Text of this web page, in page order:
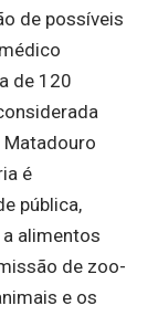
de possíveis
de 120
Matadouro
é
pública,
ali­mentos
de zoo­
e os